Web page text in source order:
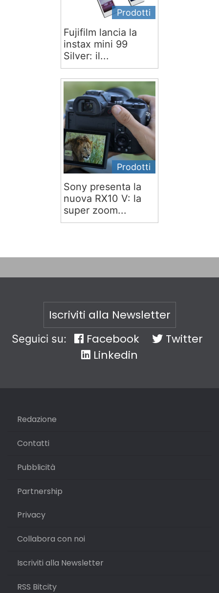
Prodotti
Fujifilm lancia la
instax mini 99
Silver: il...
Prodotti
Sony presenta la
nuova RX10 V: la
super zoom...
Iscriviti alla Newsletter
Seguici su: Facebook
Twitter
Linkedin
Redazione
Contatti
Pubblicità
Partnership
Privacy
Collabora con noi
Iscriviti alla Newsletter
RSS Bitcity